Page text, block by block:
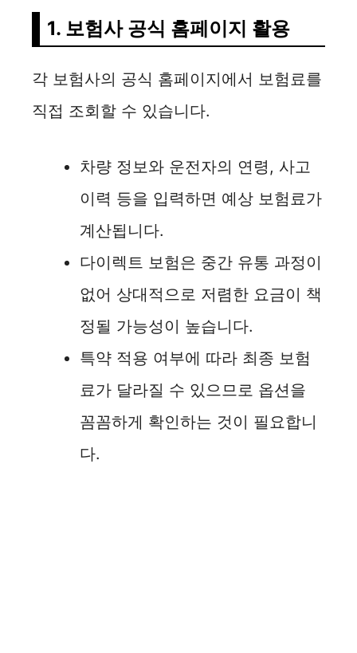
1. 보험사 공식 홈페이지 활용
각 보험사의 공식 홈페이지에서 보험료를
직접 조회할 수 있습니다.
차량 정보와 운전자의 연령, 사고
이력 등을 입력하면 예상 보험료가
계산됩니다.
다이렉트 보험은 중간 유통 과정이
없어 상대적으로 저렴한 요금이 책
정될 가능성이 높습니다.
특약 적용 여부에 따라 최종 보험
료가 달라질 수 있으므로 옵션을
꼼꼼하게 확인하는 것이 필요합니
다.